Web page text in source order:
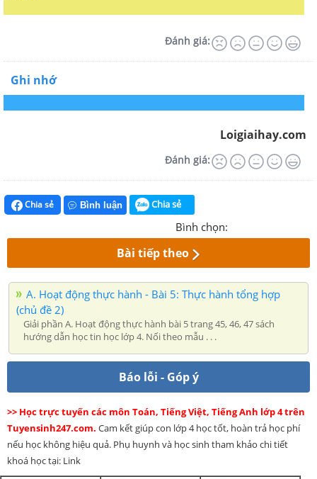
Đánh giá:
Ghi nhớ
Loigiaihay.com
Đánh giá:
Chia sẻ Bình luận Chia sẻ
Bình chọn:
Bài tiếp theo
A. Hoạt động thực hành - Bài 5: Thực hành tổng hợp
(chủ đề 2)
Giải phần A. Hoạt động thực hành bài 5 trang 45, 46, 47 sách
hướng dẫn học tin học lớp 4. Nối theo mẫu . . .
Báo lỗi - Góp ý
>> Học trực tuyến các môn Toán, Tiếng Việt, Tiếng Anh lớp 4 trên
Tuyensinh247.com. Cam kết giúp con lớp 4 học tốt, hoàn trả học phí
nếu học không hiệu quả. Phụ huynh và học sinh tham khảo chi tiết
khoá học tại: Link